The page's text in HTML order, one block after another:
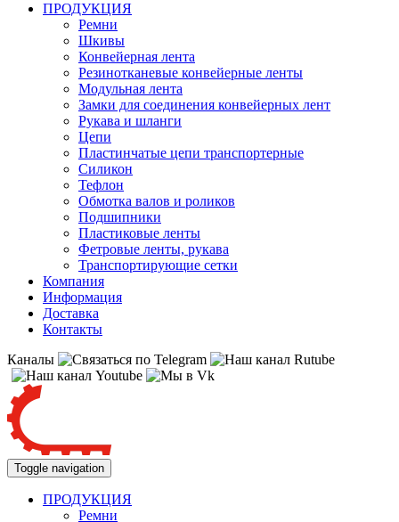
ПРОДУКЦИЯ
Ремни
Шкивы
Конвейерная лента
Резинотканевые конвейерные ленты
Модульная лента
Замки для соединения конвейерных лент
Рукава и шланги
Цепи
Пластинчатые цепи транспортерные
Силикон
Тефлон
Обмотка валов и роликов
Подшипники
Пластиковые ленты
Фетровые ленты, рукава
Транспортирующие сетки
Компания
Информация
Доставка
Контакты
Каналы
Toggle navigation
ПРОДУКЦИЯ
Ремни